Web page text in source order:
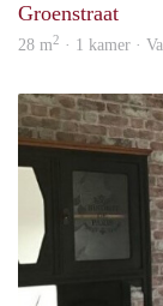
Groenstraat
28 m2 · 1 kamer ·